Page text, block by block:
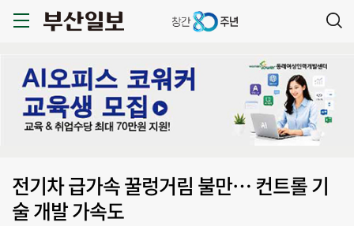
전기차 급가속 꿀렁거림 불만… 컨트롤 기
술 개발 가속도